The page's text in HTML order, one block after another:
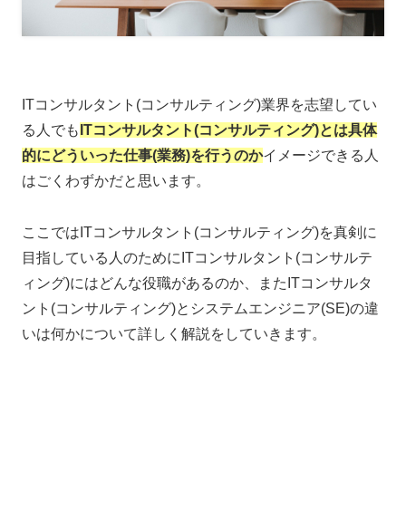
ITコンサルタント(コンサルティング)業界を志望してい
る人でも ITコンサルタント(コンサルティング)とは具体
的にどういった仕事(業務)を行うのかイメージできる人
はごくわずかだと思います。
ここではITコンサルタント(コンサルティング)を真剣に
目指している人のためにITコンサルタント(コンサルテ
ィング)にはどんな役職があるのか、またITコンサルタ
ント(コンサルティング)とシステムエンジニア(SE)の違
いは何かについて詳しく解説をしていきます。